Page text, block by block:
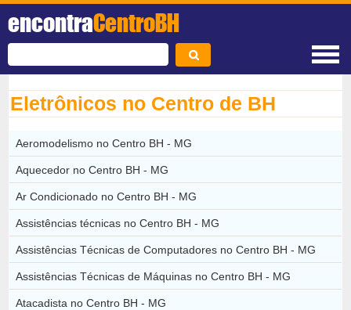
encontraCentroBH
Eletrônicos no Centro de BH
Aeromodelismo no Centro BH - MG
Aquecedor no Centro BH - MG
Ar Condicionado no Centro BH - MG
Assistências técnicas no Centro BH - MG
Assistências Técnicas de Computadores no Centro BH - MG
Assistências Técnicas de Máquinas no Centro BH - MG
Atacadista no Centro BH - MG